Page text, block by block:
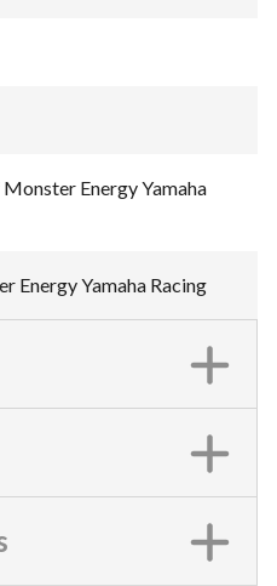
Energy Yamaha
Energy Yamaha Racing